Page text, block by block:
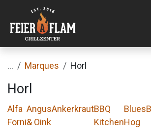
Se rendre au contenu
... Marques Horl
Horl
Alfa
Forni
Angus
& Oink
AnkerkrautBBQ
Kitchen
Blues
Hog